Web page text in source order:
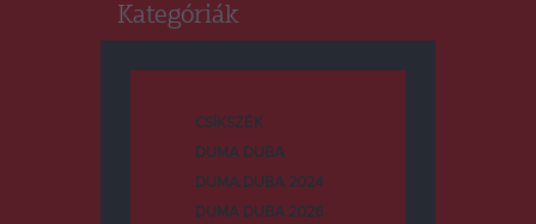
Kategóriák
CSÍKSZÉK
DUMA DUBA
DUMA DUBA 2024
DUMA DUBA 2026